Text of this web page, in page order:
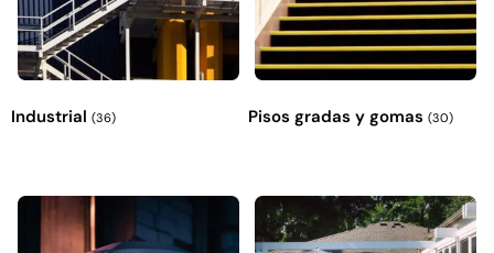
Industrial (36) Pisos gradas y gomas (30)